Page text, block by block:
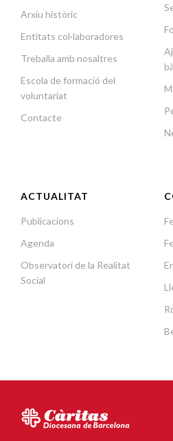
Arxiu històric
Entitats col·laboradores
Treballa amb nosaltres
Escola de formació del
voluntariat
Contacte
ACTUALITAT
Publicacions
Agenda
Observatori de la Realitat
Social